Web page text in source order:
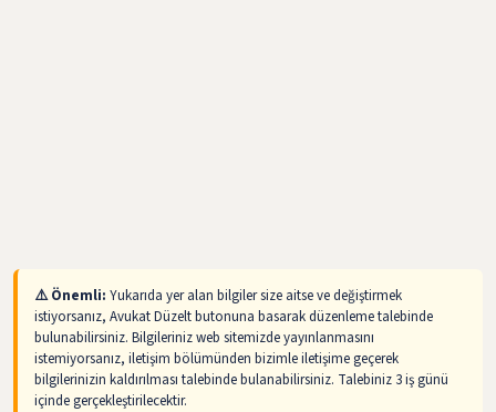
⚠️ Önemli: Yukarıda yer alan bilgiler size aitse ve değiştirmek
istiyorsanız, Avukat Düzelt butonuna basarak düzenleme talebinde
bulunabilirsiniz. Bilgileriniz web sitemizde yayınlanmasını
istemiyorsanız, iletişim bölümünden bizimle iletişime geçerek
bilgilerinizin kaldırılması talebinde bulanabilirsiniz. Talebiniz 3 iş günü
içinde gerçekleştirilecektir.